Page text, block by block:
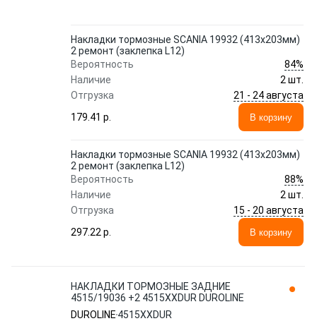
Накладки тормозные SCANIA 19932 (413х203мм)
2 ремонт (заклепка L12)
Вероятность
84%
Наличие
2 шт.
Отгрузка
21 - 24 августа
179.41 p.
В корзину
Накладки тормозные SCANIA 19932 (413х203мм)
2 ремонт (заклепка L12)
Вероятность
88%
Наличие
2 шт.
Отгрузка
15 - 20 августа
297.22 p.
В корзину
НАКЛАДКИ ТОРМОЗНЫЕ ЗАДНИЕ
4515/19036 +2 4515XXDUR DUROLINE
DUROLINE 4515XXDUR